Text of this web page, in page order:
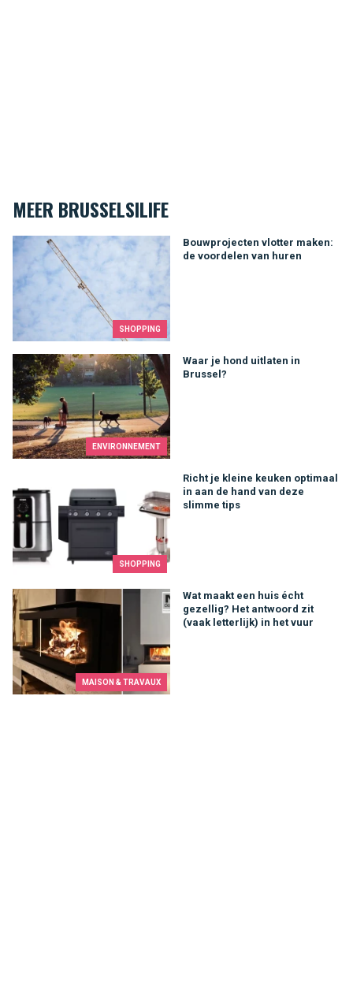
MEER BRUSSELSILIFE
SHOPPING
Bouwprojecten vlotter maken:
de voordelen van huren
Bouwprojecten vlotter maken: de voordelen van huren
ENVIRONNEMENT
Waar je hond uitlaten in
Brussel?
Waar je hond uitlaten in Brussel?
SHOPPING
Richt je kleine keuken optimaal
in aan de hand van deze
slimme tips
Richt je kleine keuken optimaal in aan de hand van deze
MAISON & TRAVAUX
Wat maakt een huis écht
gezellig? Het antwoord zit
(vaak letterlijk) in het vuur
Wat maakt een huis écht gezellig? Het antwoord zit (vaak